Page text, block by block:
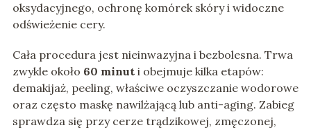
oksydacyjnego, ochronę komórek skóry i widoczne
odświeżenie cery.
Cała procedura jest nieinwazyjna i bezbolesna. Trwa
zwykle około 60 minuti obejmuje kilka etapów:
demakijaż, peeling, właściwe oczyszczanie wodorowe
oraz często maskę nawilżającą lub anti-aging. Zabieg
sprawdza się przy cerze trądzikowej, zmęczonej,